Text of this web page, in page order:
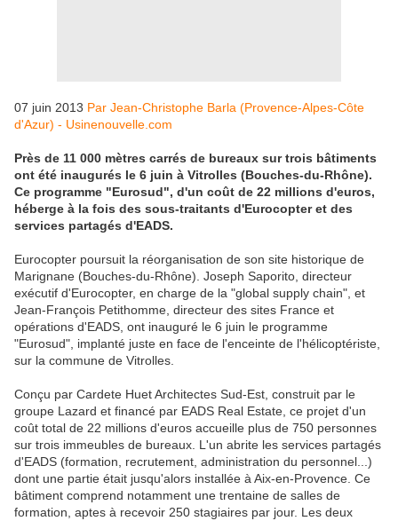
07 juin 2013 Par Jean-Christophe Barla (Provence-Alpes-Côte
d'Azur) - Usinenouvelle.com
Près de 11 000 mètres carrés de bureaux sur trois bâtiments
ont été inaugurés le 6 juin à Vitrolles (Bouches-du-Rhône).
Ce programme "Eurosud", d'un coût de 22 millions d'euros,
héberge à la fois des sous-traitants d'Eurocopter et des
services partagés d'EADS.
Eurocopter poursuit la réorganisation de son site historique de
Marignane (Bouches-du-Rhône). Joseph Saporito, directeur
exécutif d'Eurocopter, en charge de la "global supply chain", et
Jean-François Petithomme, directeur des sites France et
opérations d'EADS, ont inauguré le 6 juin le programme
"Eurosud", implanté juste en face de l'enceinte de l'hélicoptériste,
sur la commune de Vitrolles.
Conçu par Cardete Huet Architectes Sud-Est, construit par le
groupe Lazard et financé par EADS Real Estate, ce projet d'un
coût total de 22 millions d'euros accueille plus de 750 personnes
sur trois immeubles de bureaux. L'un abrite les services partagés
d'EADS (formation, recrutement, administration du personnel...)
dont une partie était jusqu'alors installée à Aix-en-Provence. Ce
bâtiment comprend notamment une trentaine de salles de
formation, aptes à recevoir 250 stagiaires par jour. Les deux